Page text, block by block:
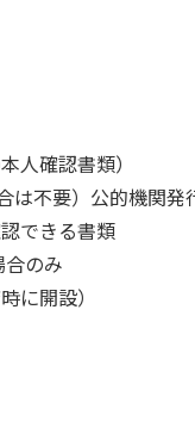
人確認書類）
は不要）公的機関
できる書類
のみ
に開設）